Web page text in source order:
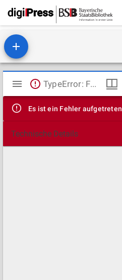
Mirador
Viewer
TypeError: Failed to fetch
Es ist ein Fehler aufgetreten
Technische Details